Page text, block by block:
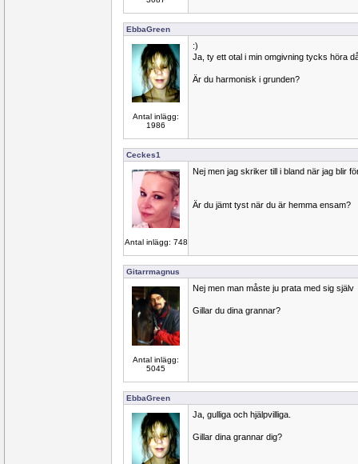
EbbaGreen
Antal inlägg:
1986
:)
Ja, ty ett otal i min omgivning tycks höra
Är du harmonisk i grunden?
Ceckes1
Antal inlägg: 748
Nej men jag skriker till i bland när jag blir
Är du jämt tyst när du är hemma ensam?
Gitarrmagnus
Antal inlägg:
5045
Nej men man måste ju prata med sig själv
Gillar du dina grannar?
EbbaGreen
Ja, gulliga och hjälpvilliga.
Gillar dina grannar dig?